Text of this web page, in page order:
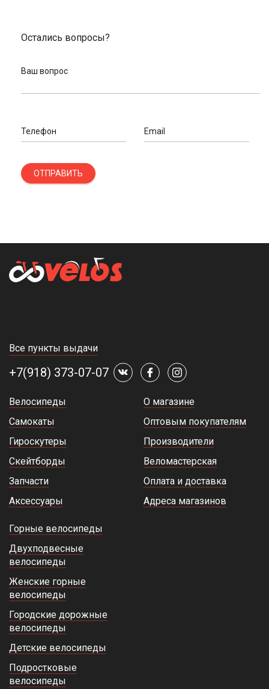
Остались вопросы?
Ваш вопрос
Телефон Email
ОТПРАВИТЬ
Все пункты выдачи
+7(918) 373-07-07
Велосипеды
Самокаты
Гироскутеры
Скейтборды
Запчасти
Аксессуары
О магазине
Оптовым покупателям
Производители
Веломастерская
Оплата и доставка
Адреса магазинов
Горные велосипеды
Двухподвесные
велосипеды
Женские горные
велосипеды
Городские дорожные
велосипеды
Детские велосипеды
Подростковые
велосипеды